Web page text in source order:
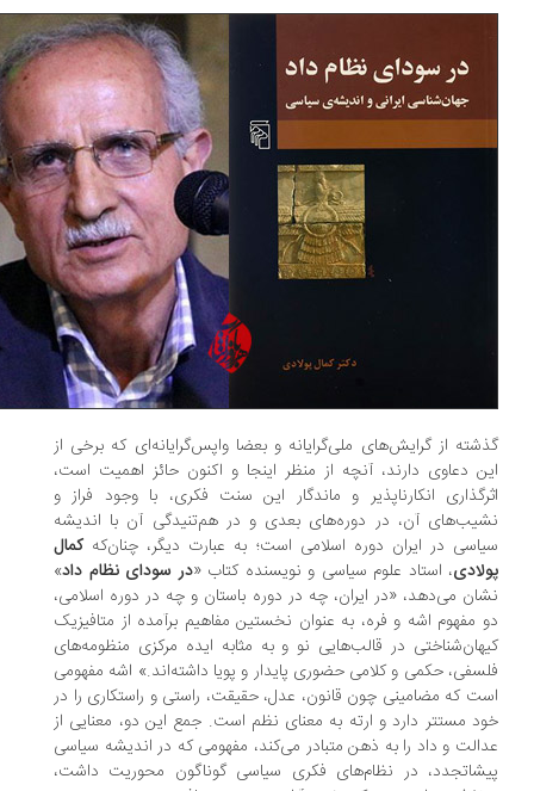
از گرایش‌های ملی‌گرایانه و بعضا واپس‌گرایانه‌ای که برخی از
دعاوی دارند، آنچه از منظر اینجا و اکنون حائز اهمیت است،
انکارناپذیر و ماندگار این سنت فکری، با وجود فراز و
آن، در دوره‌های بعدی و در هم‌تنیدگی آن با اندیشه
در ایران دوره اسلامی است؛ به عبارت دیگر، چنان‌کهکمال
، استاد علوم سیاسی و نویسنده کتاب « در سودای نظام داد»
می‌دهد، «در ایران، چه در دوره باستان و چه در دوره اسلامی،
مفهوم اشه و فره، به عنوان نخستین مفاهیم برآمده از متافیزیک
در قالب‌هایی نو و به مثابه ایده مرکزی منظومه‌های
حکمی و کلامی حضوری پایدار و پویا داشته‌اند.» اشه مفهومی
که مضامینی چون قانون، عدل، حقیقت، راستی و راستکاری را در
مستتر دارد و ارته به معنای نظم است. جمع این دو، معنایی از
و داد را به ذهن متبادر می‌کند، مفهومی که در اندیشه سیاسی
در نظام‌های فکری سیاسی گوناگون محوریت داشت،